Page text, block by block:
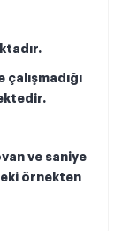
ve saniye
örnekten